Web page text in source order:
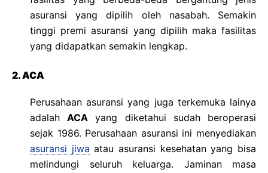
asuransi yang dipilih oleh nasabah. Semakin
tinggi premi asuransi yang dipilih maka fasilitas
yang didapatkan semakin lengkap.
2. ACA
Perusahaan asuransi yang juga terkemuka lainya
adalahACA yang diketahui sudah beroperasi
sejak 1986. Perusahaan asuransi ini menyediakan
asuransi jiwa atau asuransi kesehatan yang bisa
melindungi seluruh keluarga. Jaminan masa